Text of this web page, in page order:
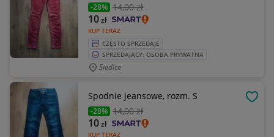
-28% 14,00 zł
KUP TERAZ
10zł
CZĘSTO SPRZEDAJE
SPRZEDAJĄCY: OSOBA PRYWATNA
Siedlce
Spodnie jeansowe, rozm. S
-28% 14,00 zł
KUP TERAZ
10zł